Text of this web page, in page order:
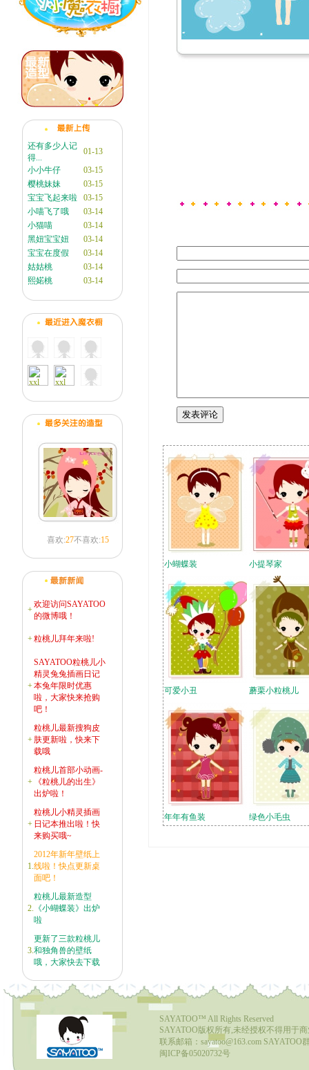
还有多少人记
得...
01-13
小小牛仔
03-15
樱桃妹妹
03-15
宝宝飞起来啦
03-15
小喵飞了哦
03-14
小猫喵
03-14
黑妞宝宝妞
03-14
宝宝在度假
03-14
姑姑桃
03-14
熙婼桃
03-14
喜欢:27不喜欢:15
+
欢迎访问SAYATOO
的微博哦！
+粒桃儿拜年来啦!
+
SAYATOO粒桃儿小
精灵兔兔插画日记
本兔年限时优惠
啦，大家快来抢购
吧！
+
粒桃儿最新搜狗皮
肤更新啦，快来下
载哦
+
粒桃儿首部小动画-
《粒桃儿的出生》
出炉啦！
+
粒桃儿小精灵插画
日记本推出啦！快
来购买哦~
1.
2012年新年壁纸上
线啦！快点更新桌
面吧！
2.
粒桃儿最新造型
《小蝴蝶装》出炉
啦
3.
更新了三款粒桃儿
和独角兽的壁纸
哦，大家快去下载
小蝴蝶装 小提琴家
可爱小丑 蘑栗小粒桃儿
年年有鱼装 绿色小毛虫
SAYATOO™ All Rights Reserved
SAYATOO版权所有,未经授权不得用于
联系邮箱：sayatoo@163.com SAYATOO
闽ICP备05020732号